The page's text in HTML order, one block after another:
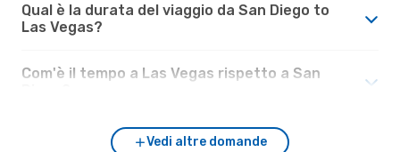
Qual è la durata del viaggio da San Diego to
Las Vegas?
Com'è il tempo a Las Vegas rispetto a San
Vedi altre domande